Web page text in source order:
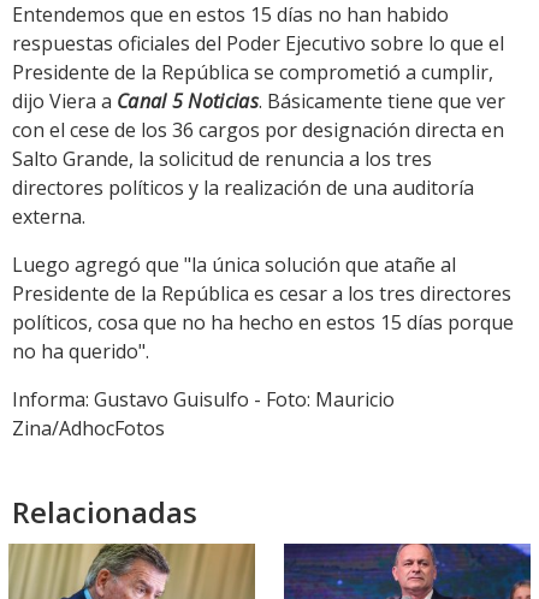
Entendemos que en estos 15 días no han habido
respuestas oficiales del Poder Ejecutivo sobre lo que el
Presidente de la República se comprometió a cumplir,
dijo Viera a Canal 5 Noticias. Básicamente tiene que ver
con el cese de los 36 cargos por designación directa en
Salto Grande, la solicitud de renuncia a los tres
directores políticos y la realización de una auditoría
externa.
Luego agregó que "la única solución que atañe al
Presidente de la República es cesar a los tres directores
políticos, cosa que no ha hecho en estos 15 días porque
no ha querido".
Informa: Gustavo Guisulfo - Foto: Mauricio
Zina/AdhocFotos
Relacionadas